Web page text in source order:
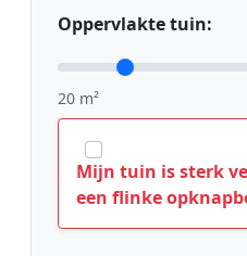
Oppervlakte tuin:
20 m²
Mijn tuin is sterk
een flinke